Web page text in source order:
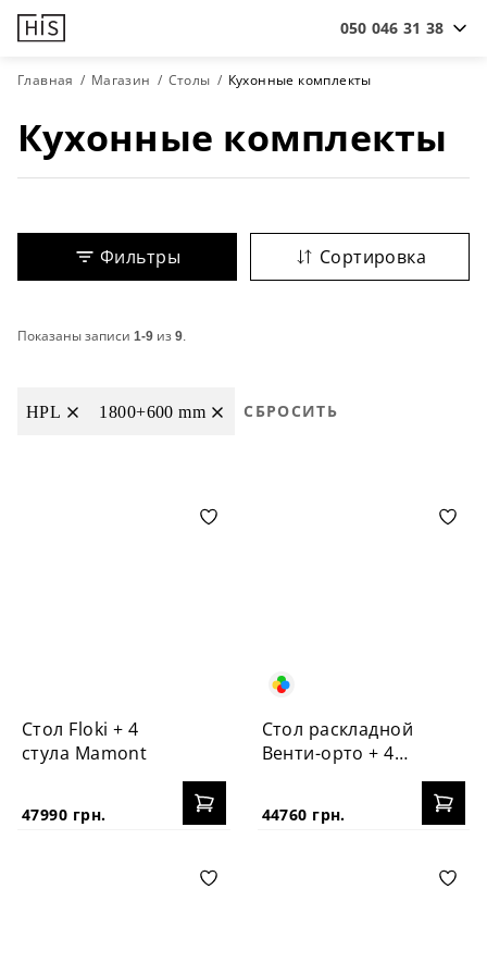
050 046 31 38
Главная Магазин Столы Кухонные комплекты
Кухонные комплекты
Фильтры Сортировка
Показаны записи 1-9 из9.
HPL 1800+600 mm СБРОСИТЬ
Стол Floki + 4
стула Mamont
47990 грн.
Стол раскладной
Венти-орто + 4
44760 грн.